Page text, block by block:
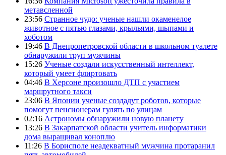
метавсленной
23:56 Странное чудо: ученые нашли окаменелое
животное с пятью глазами, крыльями, шыпами и
хоботом
19:46 В Днепропетровской области в школьном туалете
обнаружили труп мужчины
15:26 Ученые создали искусственный интеллект,
который умеет флиртовать
04:46 В Херсоне произошло ДТП с участием
маршрутного такси
23:06 В Японии ученые создадут роботов, которые
помогут пенсионерам гулять по улицам
02:16 Астрономы обнаружили новую планету
13:26 В Закарпатской области учитель информатики
дома выращивал коноплю
11:26 В Борисполе неадекватный мужчина протаранил